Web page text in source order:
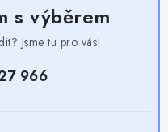
s výběrem
Jsme tu pro vás!
966